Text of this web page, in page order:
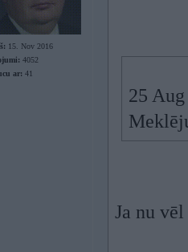
15. Nov 2016
4052
ar: 41
25
Ja nu